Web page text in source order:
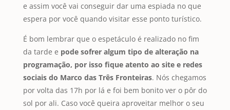
e assim você vai conseguir dar uma espiada no que
espera por você quando visitar esse ponto turístico.
É bom lembrar que o espetáculo é realizado no fim
da tarde e pode sofrer algum tipo de alteração na
programação, por isso fique atento ao site e redes
sociais do Marco das Três Fronteiras. Nós chegamos
por volta das 17h por lá e foi bem bonito ver o pôr do
sol por ali. Caso você queira aproveitar melhor o seu